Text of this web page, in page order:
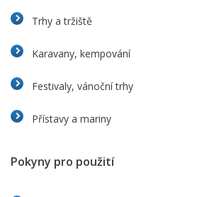
Trhy a tržiště
Karavany, kempování
Festivaly, vánoční trhy
Přístavy a mariny
Pokyny pro použití